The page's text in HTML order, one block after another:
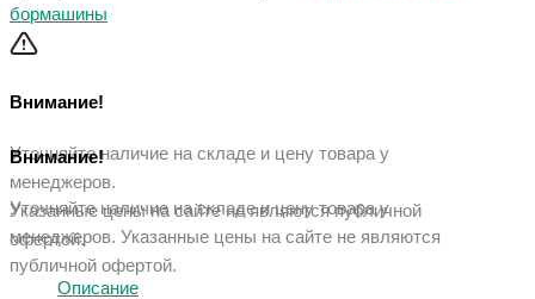
бормашины
Внимание!
Уточняйте наличие на складе и цену товара у
менеджеров.
Указанные цены на сайте не являются публичной
офертой.
Внимание!
Уточняйте наличие на складе и цену товара у
менеджеров. Указанные цены на сайте не являются
публичной офертой.
Описание